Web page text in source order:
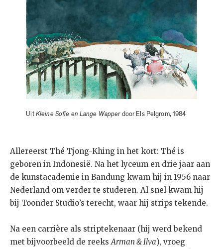
UitKleine Sofie en Lange Wapperdoor Els Pelgrom, 1984
Allereerst Thé Tjong-Khing in het kort: Thé is
geboren in Indonesië. Na het lyceum en drie jaar aan
de kunstacademie in Bandung kwam hij in 1956 naar
Nederland om verder te studeren. Al snel kwam hij
bij Toonder Studio’s terecht, waar hij strips tekende.
Na een carrière als striptekenaar (hij werd bekend
met bijvoorbeeld de reeksArman & Ilva), vroeg